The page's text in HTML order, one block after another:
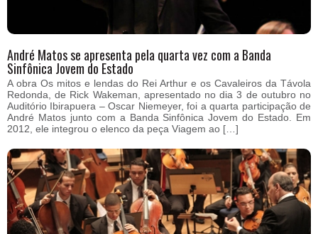
André Matos se apresenta pela quarta vez com a Banda
Sinfônica Jovem do Estado
A obra Os mitos e lendas do Rei Arthur e os Cavaleiros da Távola
Redonda, de Rick Wakeman, apresentado no dia 3 de outubro no
Auditório Ibirapuera – Oscar Niemeyer, foi a quarta participação de
André Matos junto com a Banda Sinfônica Jovem do Estado. Em
2012, ele integrou o elenco da peça Viagem ao […]